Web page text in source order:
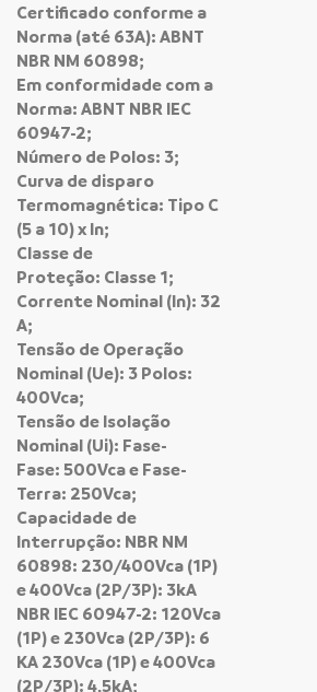
Certificado conforme a
Norma (até 63A): ABNT
NBR NM 60898;
Em conformidade com a
Norma: ABNT NBR IEC
60947-2;
Número de Polos: 3;
Curva de disparo
Termomagnética: Tipo C
(5 a 10) x In;
Classe de
Proteção: Classe 1;
Corrente Nominal (In): 32
A;
Tensão de Operação
Nominal (Ue): 3 Polos:
400Vca;
Tensão de Isolação
Nominal (Ui): Fase-
Fase: 500Vca e Fase-
Terra: 250Vca;
Capacidade de
Interrupção: NBR NM
60898: 230/400Vca (1P)
e 400Vca (2P/3P): 3kA
NBR IEC 60947-2: 120Vca
(1P) e 230Vca (2P/3P): 6
KA 230Vca (1P) e 400Vca
(2P/3P): 4,5kA;